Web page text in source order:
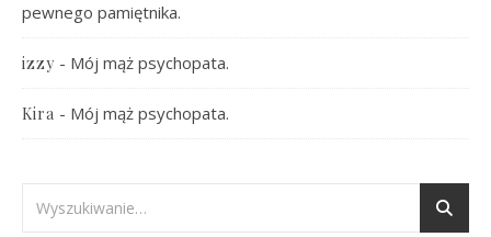
pewnego pamiętnika.
izzy - Mój mąż psychopata.
Kira - Mój mąż psychopata.